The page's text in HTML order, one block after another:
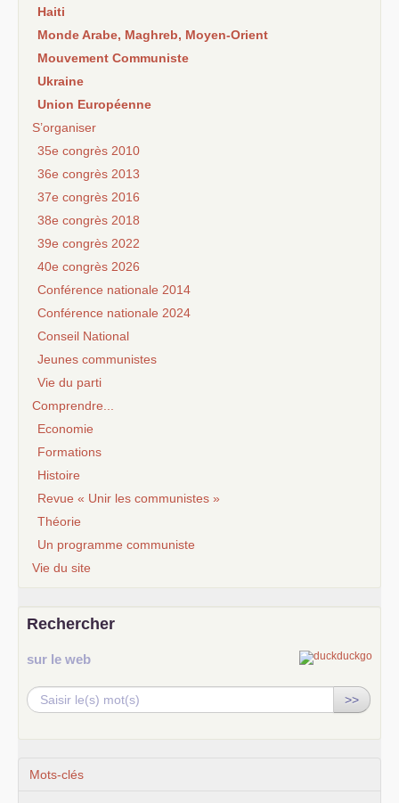
Haiti
Monde Arabe, Maghreb, Moyen-Orient
Mouvement Communiste
Ukraine
Union Européenne
S’organiser
35e congrès 2010
36e congrès 2013
37e congrès 2016
38e congrès 2018
39e congrès 2022
40e congrès 2026
Conférence nationale 2014
Conférence nationale 2024
Conseil National
Jeunes communistes
Vie du parti
Comprendre...
Economie
Formations
Histoire
Revue « Unir les communistes »
Théorie
Un programme communiste
Vie du site
Rechercher
sur le web
>>
Mots-clés